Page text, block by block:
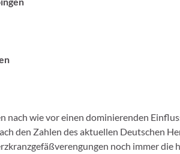
nach wie vor einen dominierenden
den Zahlen des aktuellen Deutschen
noch immer die